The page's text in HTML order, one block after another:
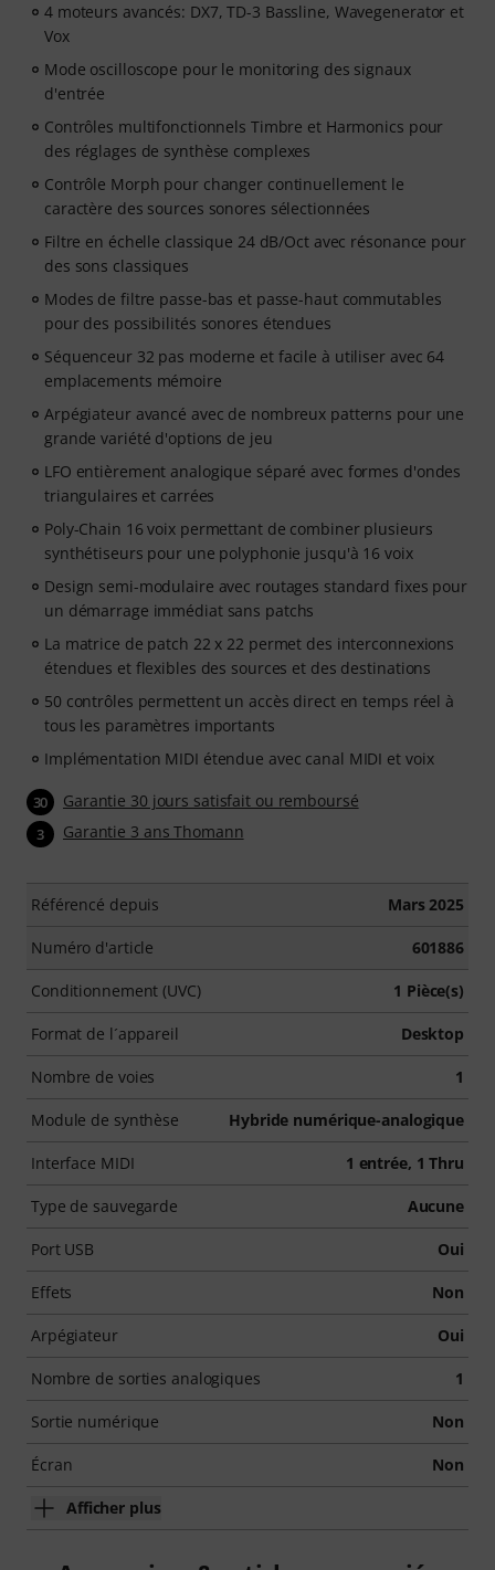
4 moteurs avancés: DX7, TD-3 Bassline, Wavegenerator et
Vox
Mode oscilloscope pour le monitoring des signaux
d'entrée
Contrôles multifonctionnels Timbre et Harmonics pour
des réglages de synthèse complexes
Contrôle Morph pour changer continuellement le
caractère des sources sonores sélectionnées
Filtre en échelle classique 24 dB/Oct avec résonance pour
des sons classiques
Modes de filtre passe-bas et passe-haut commutables
pour des possibilités sonores étendues
Séquenceur 32 pas moderne et facile à utiliser avec 64
emplacements mémoire
Arpégiateur avancé avec de nombreux patterns pour une
grande variété d'options de jeu
LFO entièrement analogique séparé avec formes d'ondes
triangulaires et carrées
Poly-Chain 16 voix permettant de combiner plusieurs
synthétiseurs pour une polyphonie jusqu'à 16 voix
Design semi-modulaire avec routages standard fixes pour
un démarrage immédiat sans patchs
La matrice de patch 22 x 22 permet des interconnexions
étendues et flexibles des sources et des destinations
50 contrôles permettent un accès direct en temps réel à
tous les paramètres importants
Implémentation MIDI étendue avec canal MIDI et voix
30 Garantie 30 jours satisfait ou remboursé
3 Garantie 3 ans Thomann
Référencé depuis Mars 2025
Numéro d'article 601886
Conditionnement (UVC) 1 Pièce(s)
Format de l´appareil Desktop
Nombre de voies 1
Module de synthèse Hybride numérique-analogique
Interface MIDI 1 entrée, 1 Thru
Type de sauvegarde Aucune
Port USB Oui
Effets Non
Arpégiateur Oui
Nombre de sorties analogiques 1
Sortie numérique Non
Écran Non
Afficher plus